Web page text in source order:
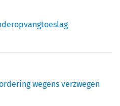
wegens verzwegen